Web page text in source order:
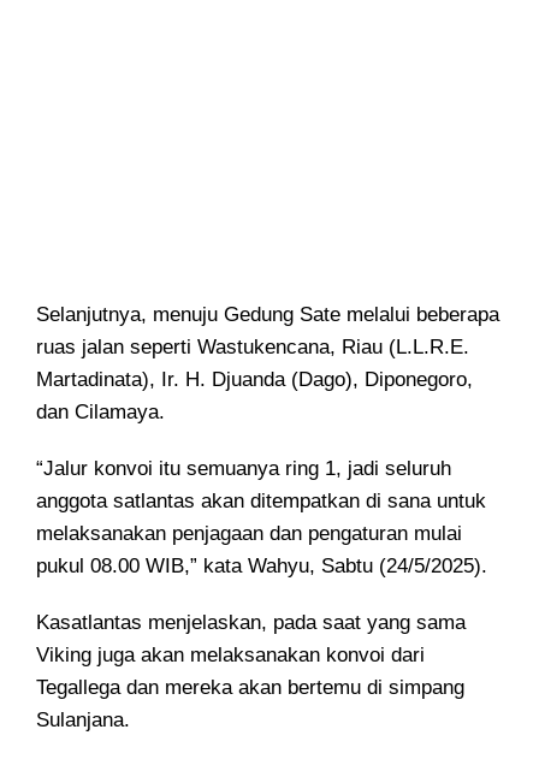
Selanjutnya, menuju Gedung Sate melalui beberapa
ruas jalan seperti Wastukencana, Riau (L.L.R.E.
Martadinata), Ir. H. Djuanda (Dago), Diponegoro,
dan Cilamaya.
“Jalur konvoi itu semuanya ring 1, jadi seluruh
anggota satlantas akan ditempatkan di sana untuk
melaksanakan penjagaan dan pengaturan mulai
pukul 08.00 WIB,” kata Wahyu, Sabtu (24/5/2025).
Kasatlantas menjelaskan, pada saat yang sama
Viking juga akan melaksanakan konvoi dari
Tegallega dan mereka akan bertemu di simpang
Sulanjana.